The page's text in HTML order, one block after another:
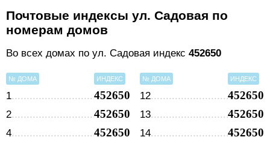
Почтовые индексы ул. Садовая по
номерам домов
Во всех домах по ул. Садовая индекс 452650
№ ДОМА ИНДЕКС
1 452650
2 452650
4 452650
№ ДОМА ИНДЕКС
12 452650
13 452650
14 452650